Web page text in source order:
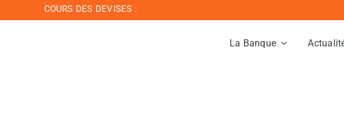
au
COURS DES DEVISES :
La Banque